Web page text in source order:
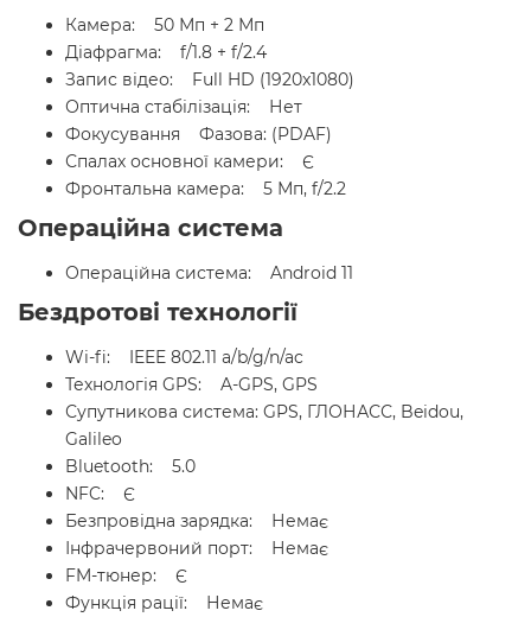
Камера: 50 Мп + 2 Мп
Діафрагма: f/1.8 + f/2.4
Запис відео: Full HD (1920x1080)
Оптична стабілізація: Нет
Фокусування Фазова: (PDAF)
Спалах основної камери: Є
Фронтальна камера: 5 Мп, f/2.2
Операційна система
Операційна система: Android 11
Бездротові технології
Wi-fi: IEEE 802.11 a/b/g/n/ac
Технологія GPS: A-GPS, GPS
Супутникова система: GPS, ГЛОНАСС, Beidou,
Galileo
Bluetooth: 5.0
NFC: Є
Безпровідна зарядка: Немає
Інфрачервоний порт: Немає
FM-тюнер: Є
Функція рації: Немає